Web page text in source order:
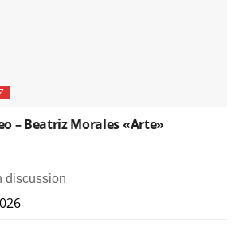
– Beatriz Morales «Arte»
discussion